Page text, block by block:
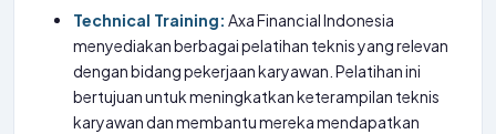
Technical Training: Axa Financial Indonesia
menyediakan berbagai pelatihan teknis yang relevan
dengan bidang pekerjaan karyawan. Pelatihan ini
bertujuan untuk meningkatkan keterampilan teknis
karyawan dan membantu mereka mendapatkan